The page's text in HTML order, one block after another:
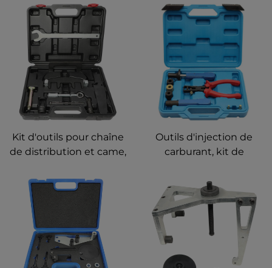
Kit d'outils pour chaîne
de distribution et came,
d'injecteurs de
carburant pour
Mercedes Benz CLK SLK
CLC C200 C180 E200
E260 SLK 200
Outils d'injection de
carburant, kit de
installation et retrait de
joints spi pour BMW
N55 N63 S55 S63 B38
B48